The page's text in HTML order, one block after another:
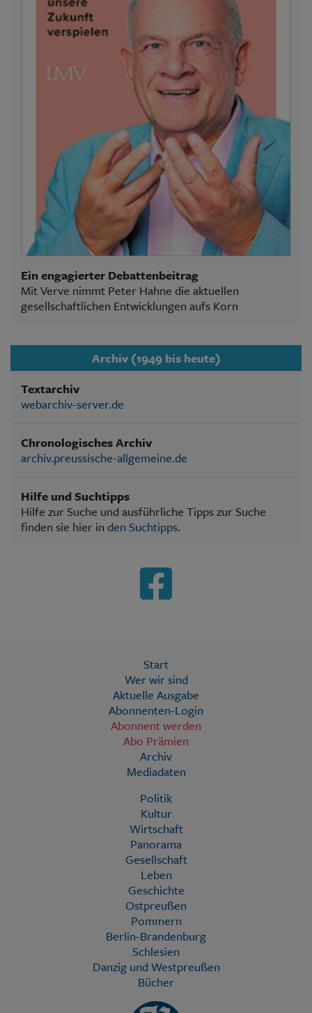
Ein engagierter Debattenbeitrag
Mit Verve nimmt Peter Hahne die aktuellen
gesellschaftlichen Entwicklungen aufs Korn
Archiv (1949 bis heute)
Textarchiv
webarchiv-server.de
Chronologisches Archiv
archiv.preussische-allgemeine.de
Hilfe und Suchtipps
Hilfe zur Suche und ausführliche Tipps zur Suche
finden sie hier in den Suchtipps.
Start
Wer wir sind
Aktuelle Ausgabe
Abonnenten-Login
Abonnent werden
Abo Prämien
Archiv
Mediadaten
Politik
Kultur
Wirtschaft
Panorama
Gesellschaft
Leben
Geschichte
Ostpreußen
Pommern
Berlin-Brandenburg
Schlesien
Danzig und Westpreußen
Bücher